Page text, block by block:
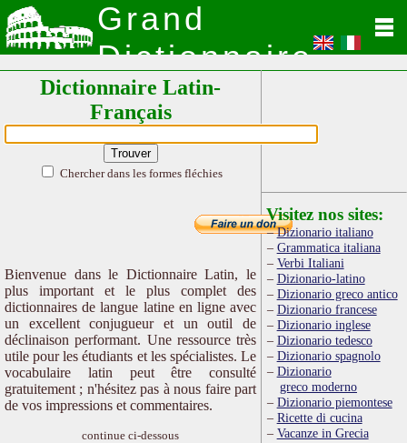
Grand
Dictionnaire
Latin
Dictionnaire Latin-
Français
Chercher dans les formes fléchies
Bienvenue dans le Dictionnaire Latin, le
plus important et le plus complet des
dictionnaires de langue latine en ligne avec
un excellent conjugueur et un outil de
déclinaison performant. Une ressource très
utile pour les étudiants et les spécialistes. Le
vocabulaire latin peut être consulté
gratuitement ; n'hésitez pas à nous faire part
de vos impressions et commentaires.
continue ci-dessous
Visitez nos sites:
Dizionario italiano
Grammatica italiana
Verbi Italiani
Dizionario-latino
Dizionario greco antico
Dizionario francese
Dizionario inglese
Dizionario tedesco
Dizionario spagnolo
Dizionario
greco moderno
Dizionario piemontese
Ricette di cucina
Vacanze in Grecia